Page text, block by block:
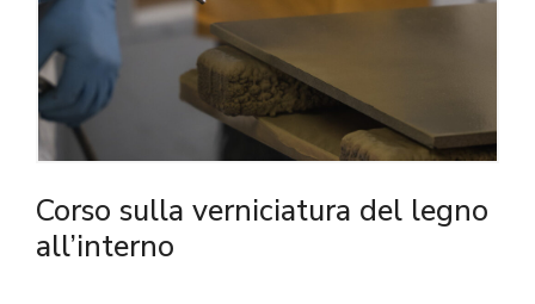
Corso sulla verniciatura del legno
all’interno